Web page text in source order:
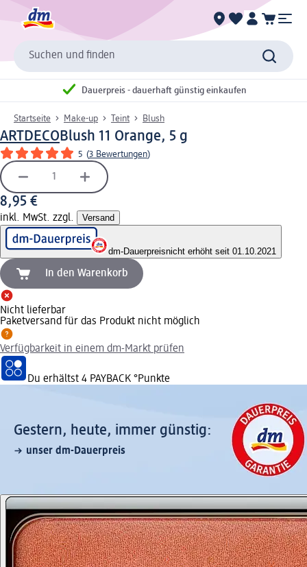
Suchen und finden
Dauerpreis - dauerhaft günstig einkaufen
Startseite Make-up Teint Blush
ARTDECOBlush 11 Orange, 5 g
5 (3 Bewertungen)
8,95 €
inkl. MwSt. zzgl. Versand
dm-Dauerpreisnicht erhöht seit 01.10.2021
In den Warenkorb
Nicht lieferbar
Paketversand für das Produkt nicht möglich
Verfügbarkeit in einem dm-Markt prüfen
Du erhältst 4 PAYBACK °Punkte
Gestern, heute, immer günstig:
unser dm-Dauerpreis